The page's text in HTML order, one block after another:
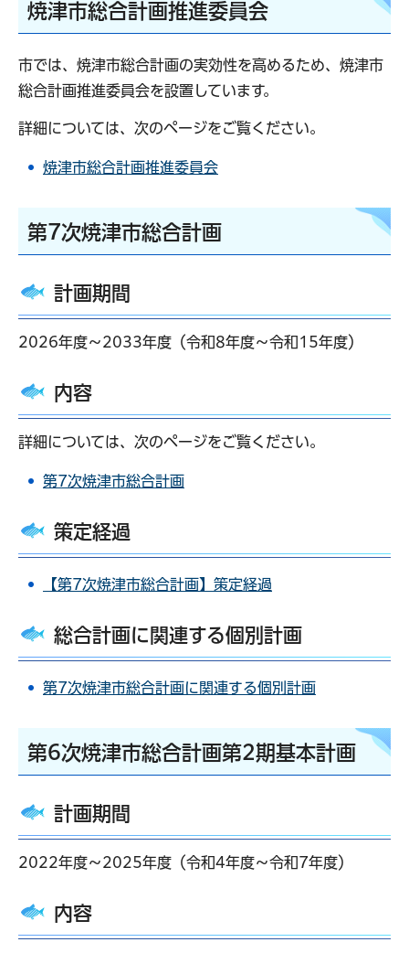
焼津市総合計画推進委員会
市では、焼津市総合計画の実効性を高めるため、焼津市
総合計画推進委員会を設置しています。
詳細については、次のページをご覧ください。
焼津市総合計画推進委員会
第7次焼津市総合計画
計画期間
2026年度～2033年度（令和8年度～令和15年度）
内容
詳細については、次のページをご覧ください。
第7次焼津市総合計画
策定経過
【第7次焼津市総合計画】策定経過
総合計画に関連する個別計画
第7次焼津市総合計画に関連する個別計画
第6次焼津市総合計画第2期基本計画
計画期間
2022年度～2025年度（令和4年度～令和7年度）
内容